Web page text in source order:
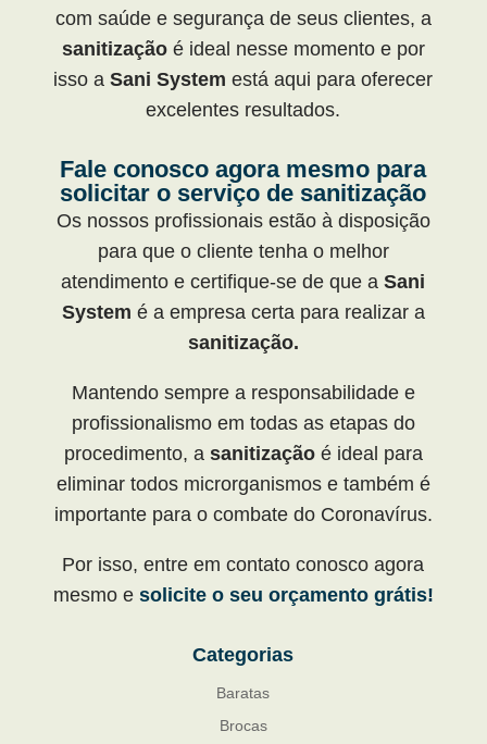
com saúde e segurança de seus clientes, a
sanitizaçãoé ideal nesse momento e por
isso aSani System está aqui para oferecer
excelentes resultados.
Fale conosco agora mesmo para
solicitar o serviço de sanitização
Os nossos profissionais estão à disposição
para que o cliente tenha o melhor
atendimento e certifique-se de que aSani
System é a empresa certa para realizar a
sanitização.
Mantendo sempre a responsabilidade e
profissionalismo em todas as etapas do
procedimento, a sanitizaçãoé ideal para
eliminar todos microrganismos e também é
importante para o combate do Coronavírus.
Por isso, entre em contato conosco agora
mesmo e solicite o seu orçamento grátis!
Categorias
Baratas
Brocas